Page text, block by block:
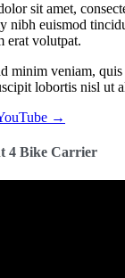
sit amet,
nibh euismod
erat volutpat.
minim veniam, quis
lobortis nisl ut
→
4 Bike Carrier